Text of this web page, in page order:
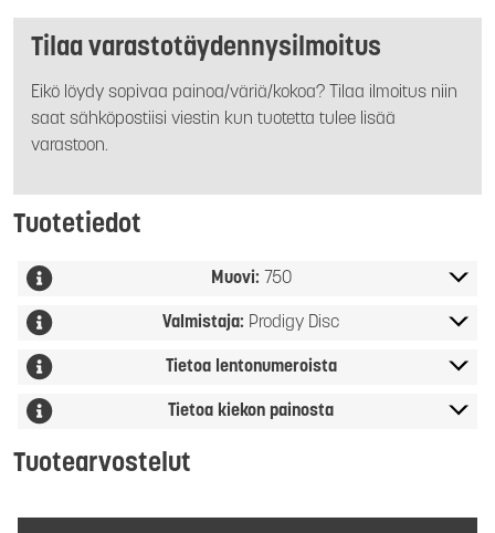
Tilaa varastotäydennysilmoitus
Eikö löydy sopivaa painoa/väriä/kokoa? Tilaa ilmoitus niin
saat sähköpostiisi viestin kun tuotetta tulee lisää
varastoon.
Tuotetiedot
Muovi: 750
Valmistaja: Prodigy Disc
Tietoa lentonumeroista
Tietoa kiekon painosta
Tuotearvostelut